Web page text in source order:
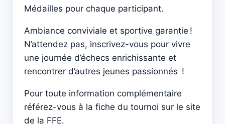
Médailles pour chaque participant.
Ambiance conviviale et sportive garantie !
N’attendez pas, inscrivez-vous pour vivre
une journée d’échecs enrichissante et
rencontrer d’autres jeunes passionnés !
Pour toute information complémentaire
référez-vous à la fiche du tournoi sur le site
de la FFE.